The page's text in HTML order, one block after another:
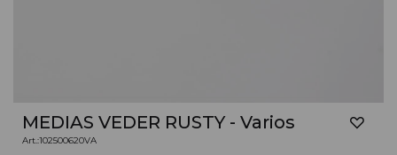
MEDIAS VEDER RUSTY - Varios
102500620VA